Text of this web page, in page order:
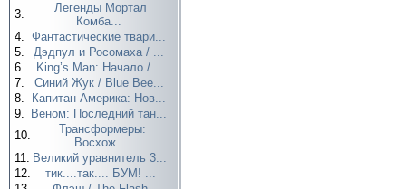
3.
Легенды Мортал
Комба...
4. Фантастические твари...
5.
Дэдпул и Росомаха / ...
6.
King’s Man: Начало /...
7.
Синий Жук / Blue Bee...
8.
Капитан Америка: Нов...
9.
Веном: Последний тан...
10.
Трансформеры:
Восхож...
11. Великий уравнитель 3...
12.
тик....так.... БУМ! ...